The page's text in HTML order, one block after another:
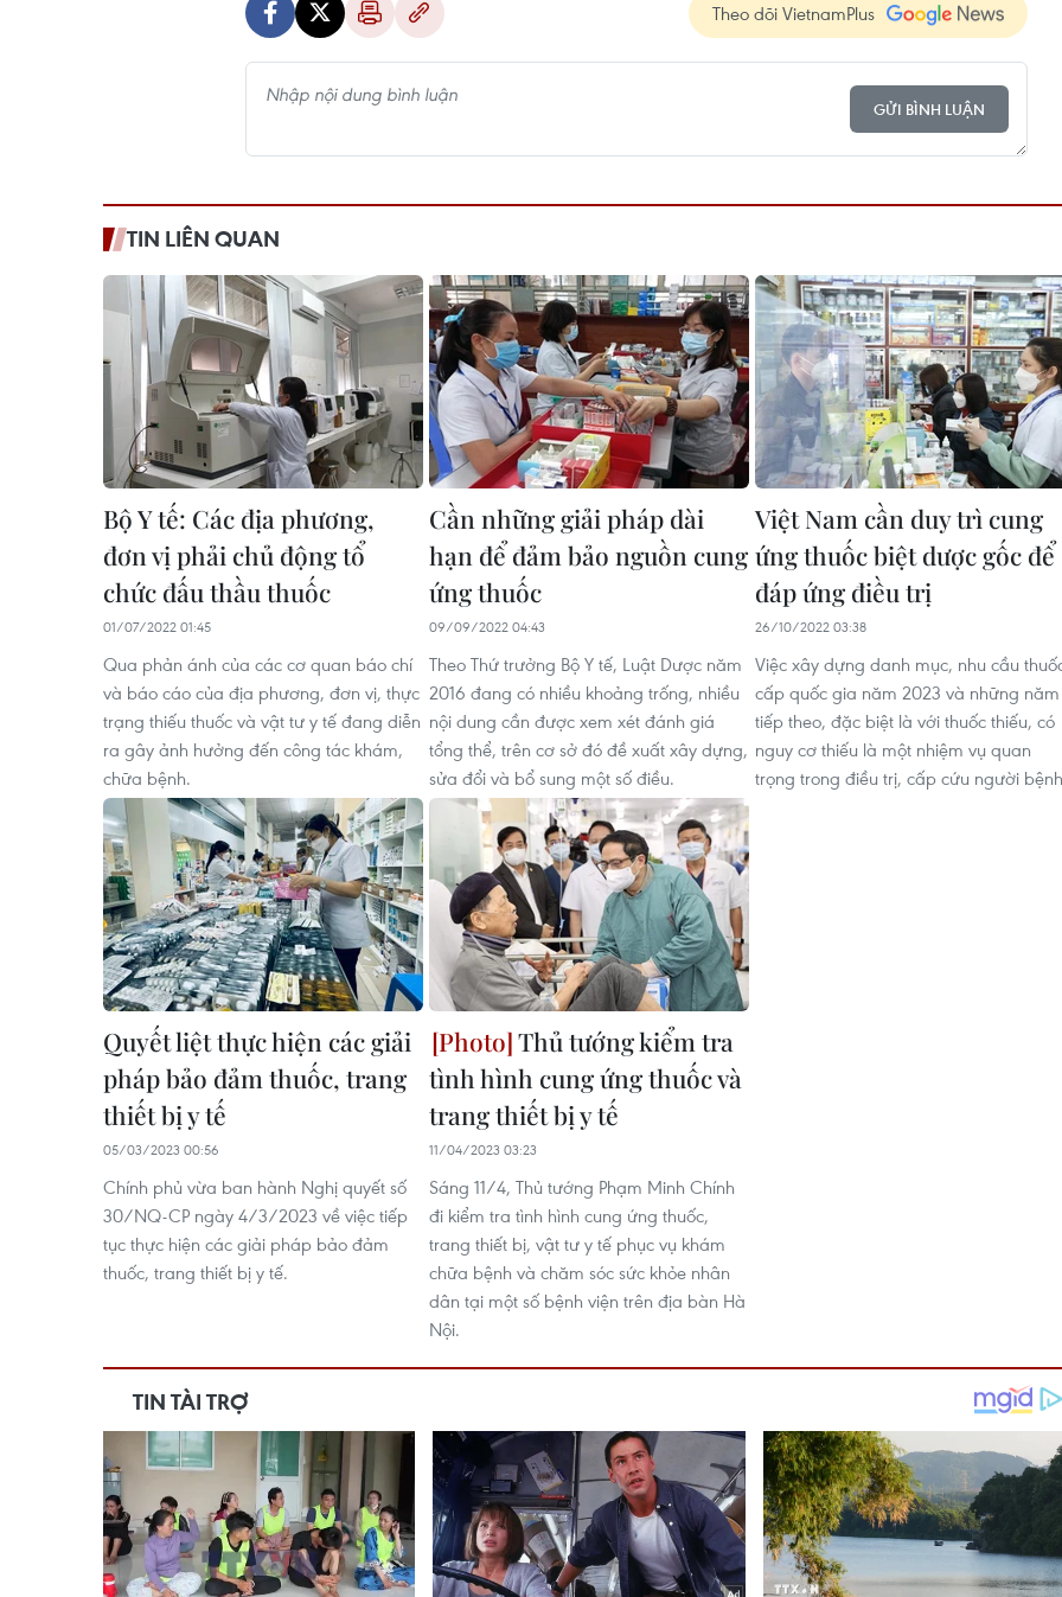
Theo dõi VietnamPlus
GỬI BÌNH LUẬN
TIN LIÊN QUAN
Bộ Y tế: Các địa phương,
đơn vị phải chủ động tổ
chức đấu thầu thuốc
01/07/2022 01:45
Qua phản ánh của các cơ quan báo chí
và báo cáo của địa phương, đơn vị, thực
trạng thiếu thuốc và vật tư y tế đang diễn
ra gây ảnh hưởng đến công tác khám,
chữa bệnh.
Cần những giải pháp dài
hạn để đảm bảo nguồn cung
ứng thuốc
09/09/2022 04:43
Theo Thứ trưởng Bộ Y tế, Luật Dược năm
2016 đang có nhiều khoảng trống, nhiều
nội dung cần được xem xét đánh giá
tổng thể, trên cơ sở đó đề xuất xây dựng,
sửa đổi và bổ sung một số điều.
Việt Nam cần duy trì cung
ứng thuốc biệt dược gốc để
đáp ứng điều trị
26/10/2022 03:38
Việc xây dựng danh mục, nhu cầu
cấp quốc gia năm 2023 và những năm
tiếp theo, đặc biệt là với thuốc thiếu, có
nguy cơ thiếu là một nhiệm vụ quan
trọng trong điều trị, cấp cứu người
Quyết liệt thực hiện các giải
pháp bảo đảm thuốc, trang
thiết bị y tế
05/03/2023 00:56
Chính phủ vừa ban hành Nghị quyết số
30/NQ-CP ngày 4/3/2023 về việc tiếp
tục thực hiện các giải pháp bảo đảm
thuốc, trang thiết bị y tế.
Thủ tướng kiểm tra
tình hình cung ứng thuốc và
trang thiết bị y tế
11/04/2023 03:23
Sáng 11/4, Thủ tướng Phạm Minh Chính
đi kiểm tra tình hình cung ứng thuốc,
trang thiết bị, vật tư y tế phục vụ khám
chữa bệnh và chăm sóc sức khỏe nhân
dân tại một số bệnh viện trên địa bàn Hà
Nội.